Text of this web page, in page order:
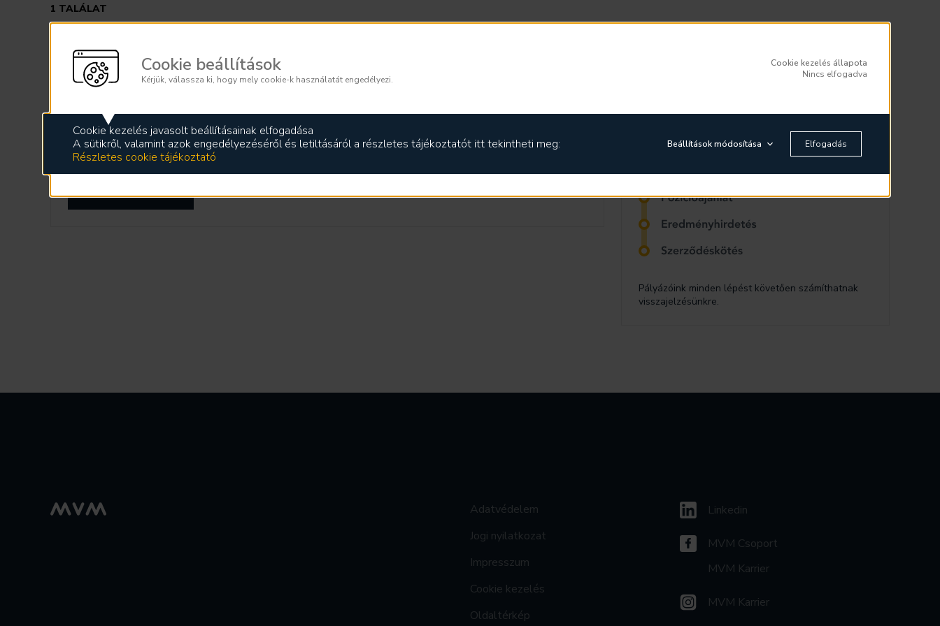
1 TALÁLAT
Finanszírozási szakértő
1031 Budapest, Szentendrei út 207-209.
Részletek
Pályázóink minden lépést követően számíthatnak
visszajelzésünkre.
Cookie beállítások
Kérjük, válassza ki, hogy mely cookie-k használatát engedélyezi.
Cookie kezelés állapota
Nincs elfogadva
Cookie kezelés javasolt beállításainak elfogadása
A sütikről, valamint azok engedélyezéséről és letiltásáról a részletes tájékoztatót itt tekintheti meg:
Részletes cookie tájékoztató
Beállítások módosítása Elfogadás
Adatvédelem
Jogi nyilatkozat
Impresszum
Cookie kezelés
Oldaltérkép
Linkedin
MVM Csoport
MVM Karrier
MVM Karrier